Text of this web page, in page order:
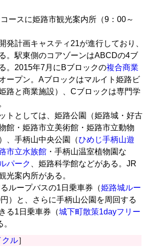
ースに姫路市観光案内所（9：00～
発計画キャスティ21が進行しており、
。駅東側のコアゾーンはABCDの4ブ
。2015年7月にBブロックの複合商業
ープン。Aブロックはマルイト姫路ビ
路と商業施設）、Cブロックは専門学
トとしては、姫路公園（姫路城・好古
館・姫路市立美術館・姫路市立動物
、手柄山中央公園（ひめじ手柄山遊
市立水族館・手柄山温室植物園な
パーク
、姫路科学館などがある。JR
光案内所がある。
ループバスの1日乗車券（姫路城ルー
）と、さらに手柄山公園を周回する
る1日乗車券（城下町散策1dayフリー
クル］